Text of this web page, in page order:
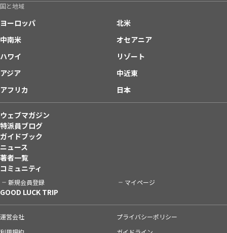
国と地域
ヨーロッパ
北米
中南米
オセアニア
ハワイ
リゾート
アジア
中近東
アフリカ
日本
ウェブマガジン
特派員ブログ
ガイドブック
ニュース
著者一覧
コミュニティ
新規会員登録 マイページ
GOOD LUCK TRIP
運営会社
プライバシーポリシー